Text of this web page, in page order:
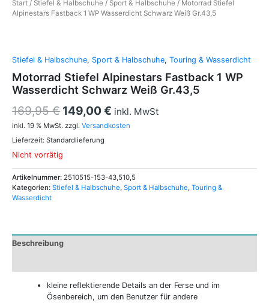
Start / Stiefel & Halbschuhe / Sport & Halbschuhe / Motorrad Stiefel
Alpinestars Fastback 1 WP Wasserdicht Schwarz Weiß Gr.43,5
Stiefel & Halbschuhe, Sport & Halbschuhe, Touring & Wasserdicht
Motorrad Stiefel Alpinestars Fastback 1 WP
Wasserdicht Schwarz Weiß Gr.43,5
169,95€ 149,00€ inkl. MwSt
inkl. 19 % MwSt. zzgl. Versandkosten
Lieferzeit: Standardlieferung
Nicht vorrätig
Artikelnummer: 2510515-153-43,510,5
Kategorien: Stiefel & Halbschuhe, Sport & Halbschuhe, Touring &
Wasserdicht
Beschreibung
kleine reflektierende Details an der Ferse und im
Ösenbereich, um den Benutzer für andere